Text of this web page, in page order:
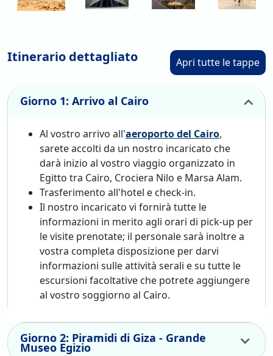
Questo viaggio organizzato in Egitto è perfetto per chi
Itinerario dettagliato Apri tutte le tappe
Giorno 1: Arrivo al Cairo
Al vostro arrivo all'aeroporto del Cairo,
sarete accolti da un nostro incaricato che
darà inizio al vostro viaggio organizzato in
Egitto tra Cairo, Crociera Nilo e Marsa Alam.
Trasferimento all'hotel e check-in.
Il nostro incaricato vi fornirà tutte le
informazioni in merito agli orari di pick-up per
le visite prenotate; il personale sarà inoltre a
vostra completa disposizione per darvi
informazioni sulle attività serali e su tutte le
escursioni facoltative che potrete aggiungere
al vostro soggiorno al Cairo.
Giorno 2: Piramidi di Giza - Grande
Museo Egizio